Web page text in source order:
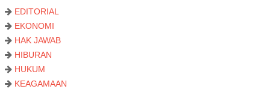
EDITORIAL
EKONOMI
HAK JAWAB
HIBURAN
HUKUM
KEAGAMAAN